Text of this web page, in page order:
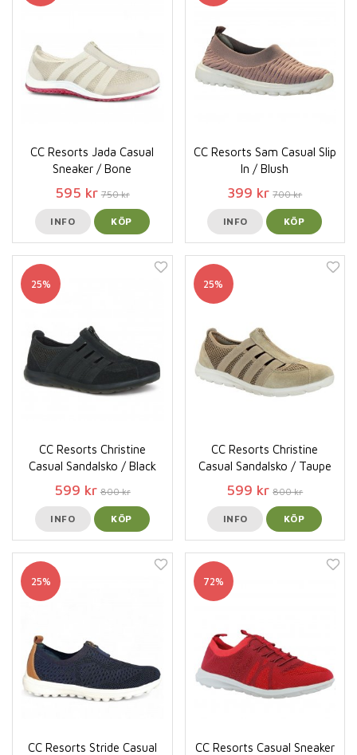
CC Resorts Jada Casual
Sneaker / Bone
595 kr 750 kr
INFO KÖP
CC Resorts Sam Casual Slip
In / Blush
399 kr 700 kr
INFO KÖP
25%
CC Resorts Christine
Casual Sandalsko / Black
599 kr 800 kr
INFO KÖP
25%
CC Resorts Christine
Casual Sandalsko / Taupe
599 kr 800 kr
INFO KÖP
25%
CC Resorts Stride Casual
72%
CC Resorts Casual Sneaker